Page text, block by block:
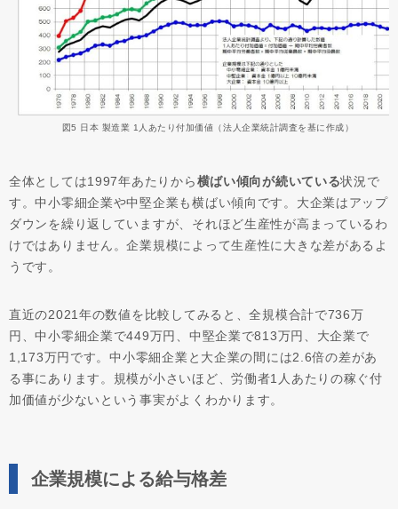
図5 日本 製造業 1人あたり付加価値（法人企業統計調査を基に作成）
全体としては1997年あたりから横ばい傾向が続いている状況で
す。中小零細企業や中堅企業も横ばい傾向です。大企業はアップ
ダウンを繰り返していますが、それほど生産性が高まっているわ
けではありません。企業規模によって生産性に大きな差があるよ
うです。
直近の2021年の数値を比較してみると、全規模合計で736万
円、中小零細企業で449万円、中堅企業で813万円、大企業で
1,173万円です。中小零細企業と大企業の間には2.6倍の差があ
る事にあります。規模が小さいほど、労働者1人あたりの稼ぐ付
加価値が少ないという事実がよくわかります。
企業規模による給与格差